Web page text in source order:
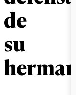
de
su
hermano